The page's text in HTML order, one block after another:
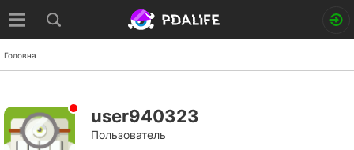
Головна
user940323
Пользователь